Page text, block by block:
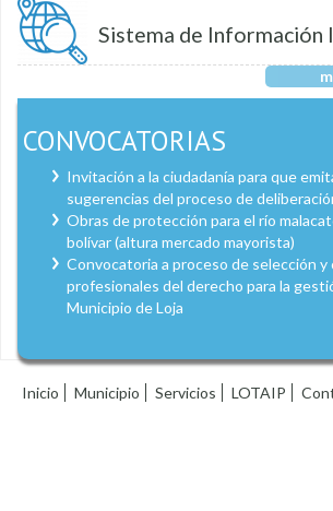
Sistema de Información
CONVOCATORIAS
Invitación a la ciudadanía para que
sugerencias del proceso de
Obras de protección para el río
bolívar (altura mercado mayorista)
Convocatoria a proceso de selección
profesionales del derecho para la
Municipio de Loja
Inicio Municipio Servicios LOTAIP